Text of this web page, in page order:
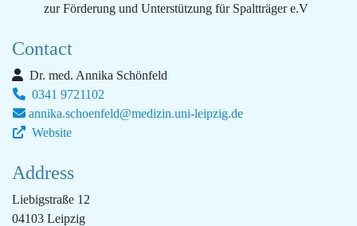
zur Förderung und Unterstützung für Spaltträger e.V
Contact
Dr. med. Annika Schönfeld
0341 9721102
annika.schoenfeld@medizin.uni-leipzig.de
Website
Address
Liebigstraße 12
04103 Leipzig